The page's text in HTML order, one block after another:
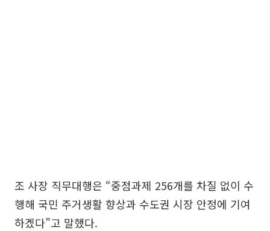
조 사장 직무대행은 “중점과제 256개를 차질 없이 수
행해 국민 주거생활 향상과 수도권 시장 안정에 기여
하겠다”고 말했다.